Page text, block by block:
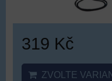
319 Kč
ZVOLTE